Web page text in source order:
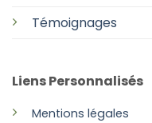
Témoignages
Liens Personnalisés
Mentions légales